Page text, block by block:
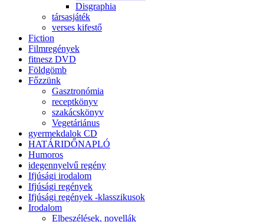
Disgraphia
társasjáték
verses kifestő
Fiction
Filmregények
fitnesz DVD
Földgömb
Főzzünk
Gasztronómia
receptkönyv
szakácskönyv
Vegetáriánus
gyermekdalok CD
HATÁRIDŐNAPLÓ
Humoros
idegennyelvű regény
Ifjúsági irodalom
Ifjúsági regények
Ifjúsági regények -klasszikusok
Irodalom
Elbeszélések, novellák